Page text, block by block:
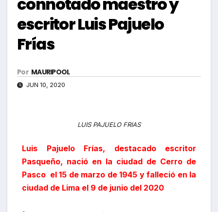
escritor Luis Pajuelo
Frías
Por MAURIPOOL
JUN 10, 2020
LUIS PAJUELO FRIAS
Luis Pajuelo Frías, destacado escritor
Pasqueño, nació en la ciudad de Cerro de
Pasco el 15 de marzo de 1945 y falleció en la
ciudad de Lima el 9 de junio del 2020